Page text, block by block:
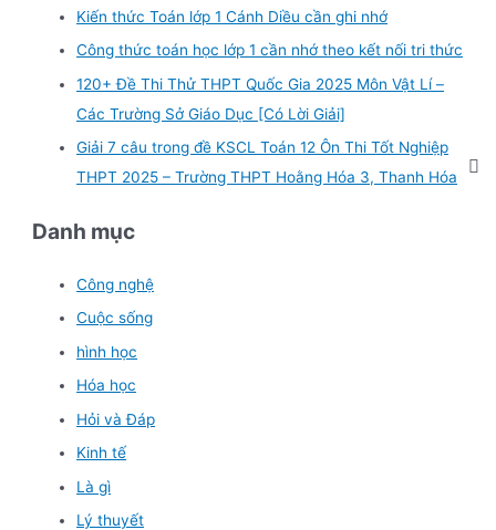
Kiến thức Toán lớp 1 Cánh Diều cần ghi nhớ
Công thức toán học lớp 1 cần nhớ theo kết nối tri thức
120+ Đề Thi Thử THPT Quốc Gia 2025 Môn Vật Lí –
Các Trường Sở Giáo Dục [Có Lời Giải]
Giải 7 câu trong đề KSCL Toán 12 Ôn Thi Tốt Nghiệp
THPT 2025 – Trường THPT Hoằng Hóa 3, Thanh Hóa
Danh mục
Công nghệ
Cuộc sống
hình học
Hóa học
Hỏi và Đáp
Kinh tế
Là gì
Lý thuyết